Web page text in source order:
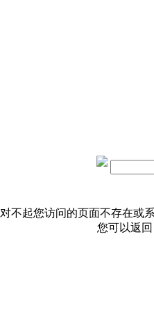
对不起您访问的页面不存在或
您可以返